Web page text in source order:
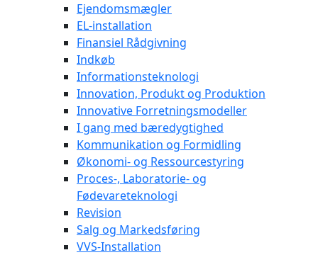
Ejendomsmægler
EL-installation
Finansiel Rådgivning
Indkøb
Informationsteknologi
Innovation, Produkt og Produktion
Innovative Forretningsmodeller
I gang med bæredygtighed
Kommunikation og Formidling
Økonomi- og Ressourcestyring
Proces-, Laboratorie- og
Fødevareteknologi
Revision
Salg og Markedsføring
VVS-Installation